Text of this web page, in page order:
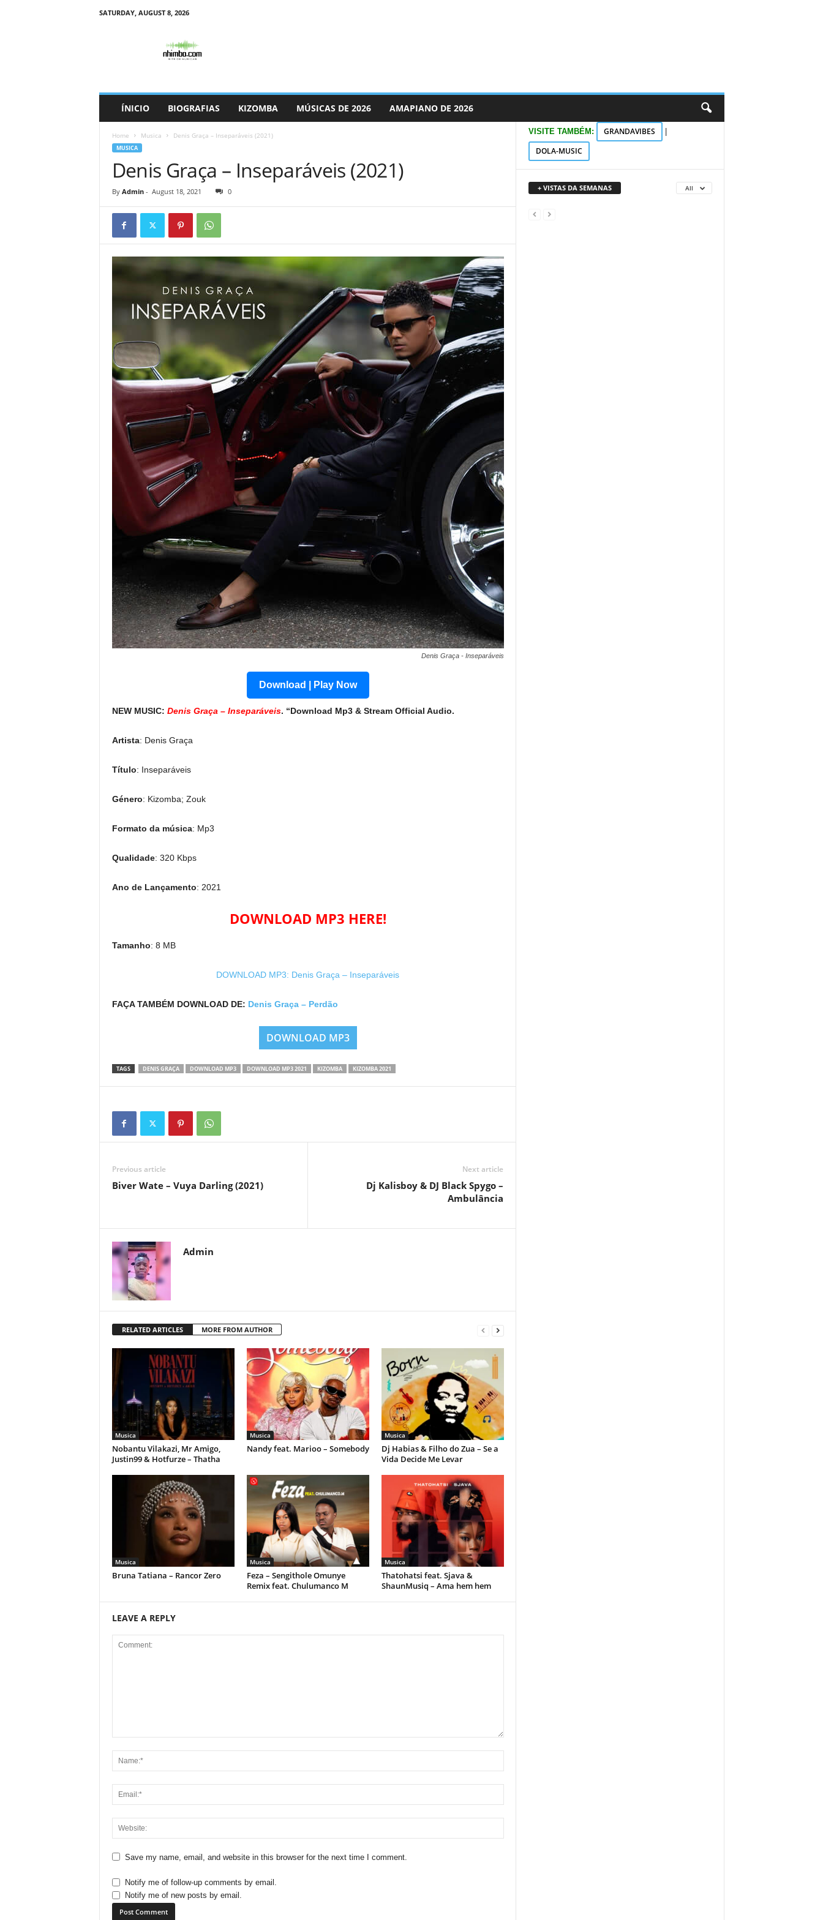
SATURDAY, AUGUST 8, 2026
ÍNICIO BIOGRAFIAS KIZOMBA MÚSICAS DE 2026 AMAPIANO DE 2026
Home Musica Denis Graça – Inseparáveis (2021)
MUSICA
Denis Graça – Inseparáveis (2021)
By Admin- August 18, 2021 0
Denis Graça - Inseparáveis
Download | Play Now
NEW MUSIC: Denis Graça – Inseparáveis. “Download Mp3 & Stream Official Audio.
Artista: Denis Graça
Título: Inseparáveis
Género: Kizomba; Zouk
Formato da música: Mp3
Qualidade: 320 Kbps
Ano de Lançamento: 2021
DOWNLOAD MP3 HERE!
Tamanho: 8 MB
DOWNLOAD MP3: Denis Graça – Inseparáveis
FAÇA TAMBÉM DOWNLOAD DE: Denis Graça – Perdão
DOWNLOAD MP3
TAGS DENIS GRAÇA DOWNLOAD MP3 DOWNLOAD MP3 2021 KIZOMBA KIZOMBA 2021
Previous article
Biver Wate – Vuya Darling (2021)
Next article
Dj Kalisboy & DJ Black Spygo –
Ambulância
Admin
RELATED ARTICLES MORE FROM AUTHOR
Musica
Nobantu Vilakazi, Mr Amigo,
Justin99 & Hotfurze – Thatha
Musica
Nandy feat. Marioo – Somebody
Musica
Dj Habias & Filho do Zua – Se a
Vida Decide Me Levar
Musica
Bruna Tatiana – Rancor Zero
Musica
Feza – Sengithole Omunye
Remix feat. Chulumanco M
Musica
Thatohatsi feat. Sjava &
ShaunMusiq – Ama hem hem
LEAVE A REPLY
Save my name, email, and website in this browser for the next time I comment.
Notify me of follow-up comments by email.
Notify me of new posts by email.
VISITE TAMBÉM: GRANDAVIBES
DOLA-MUSIC
+ VISTAS DA SEMANAS All